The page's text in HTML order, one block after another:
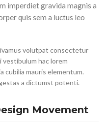
imperdiet gravida magnis a
quis sem a luctus leo
volutpat consectetur
hac lorem
cubilia mauris elementum.
a dictumst potenti.
Movement